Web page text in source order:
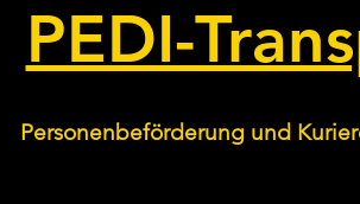
PEDI-
Personenbeförderung und